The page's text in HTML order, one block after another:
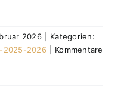
2026
Kategorien:
2025-2026
Kommentare